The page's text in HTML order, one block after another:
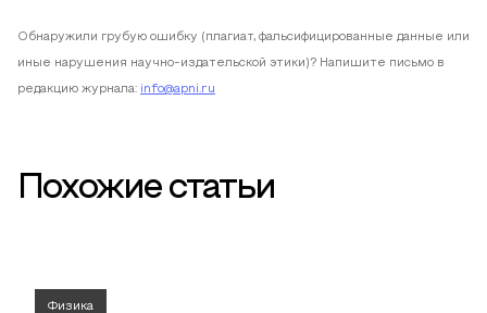
Обнаружили грубую ошибку (плагиат, фальсифицированные данные или
иные нарушения научно-издательской этики)? Напишите письмо в
редакцию журнала: info@apni.ru
Похожие статьи
Физика